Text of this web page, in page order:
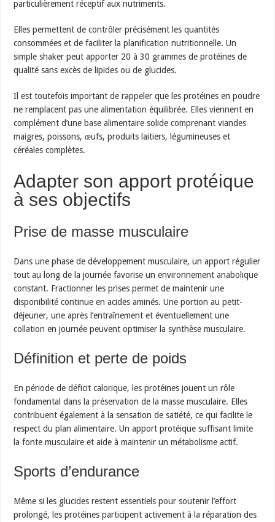
particulièrement réceptif aux nutriments.
Elles permettent de contrôler précisément les quantités
consommées et de faciliter la planification nutritionnelle. Un
simple shaker peut apporter 20 à 30 grammes de protéines de
qualité sans excès de lipides ou de glucides.
Il est toutefois important de rappeler que les protéines en poudre
ne remplacent pas une alimentation équilibrée. Elles viennent en
complément d’une base alimentaire solide comprenant viandes
maigres, poissons, œufs, produits laitiers, légumineuses et
céréales complètes.
Adapter son apport protéique
à ses objectifs
Prise de masse musculaire
Dans une phase de développement musculaire, un apport régulier
tout au long de la journée favorise un environnement anabolique
constant. Fractionner les prises permet de maintenir une
disponibilité continue en acides aminés. Une portion au petit-
déjeuner, une après l’entraînement et éventuellement une
collation en journée peuvent optimiser la synthèse musculaire.
Définition et perte de poids
En période de déficit calorique, les protéines jouent un rôle
fondamental dans la préservation de la masse musculaire. Elles
contribuent également à la sensation de satiété, ce qui facilite le
respect du plan alimentaire. Un apport protéique suffisant limite
la fonte musculaire et aide à maintenir un métabolisme actif.
Sports d’endurance
Même si les glucides restent essentiels pour soutenir l’effort
prolongé, les protéines participent activement à la réparation des